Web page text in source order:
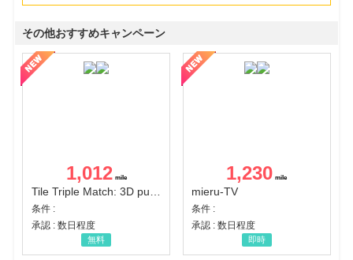
その他おすすめキャンペーン
1,012
Tile Triple Match: 3D puzzle
条件 :
承認 : 数日程度
無料
1,230
mieru-TV
条件 :
承認 : 数日程度
即時